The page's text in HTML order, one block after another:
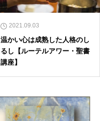
2021.09.03
温かい心は成熟した人格のし
るし【ルーテルアワー・聖書
講座】